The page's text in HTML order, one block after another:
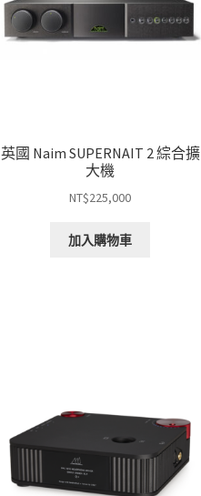
英國 Naim SUPERNAIT 2 綜合擴
大機
NT$225,000
加入購物車